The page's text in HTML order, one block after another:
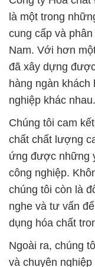
là một trong
cung cấp và
Nam. Với hơn
đã xây dựng
hàng ngàn
nghiệp khác nhau.
Chúng tôi cam
chất chất lượng
ứng được những
công nghiệp.
chúng tôi còn là
nghe và tư vấn
dụng hóa chất
Ngoài ra, chúng
và chuyên